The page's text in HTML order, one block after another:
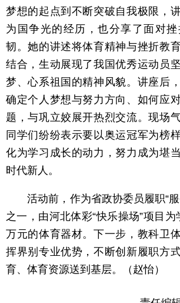
梦想的起点到不断突破自我极限，
为国争光的经历，也分享了面对
韧。她的讲述将体育精神与挫折教
结合，生动展现了我国优秀运动员
梦、心系祖国的精神风貌。讲座后
确定个人梦想与努力方向、如何应
题，与巩立姣展开热烈交流。现场
同学们纷纷表示要以奥运冠军为榜
化为学习成长的动力，努力成为堪
时代新人。
活动前，作为省政协委员履职“服
之一，由河北体彩“快乐操场”项目
万元的体育器材。下一步，教科卫
挥界别专业优势，不断创新履职方
育、体育资源送到基层。（赵怡）